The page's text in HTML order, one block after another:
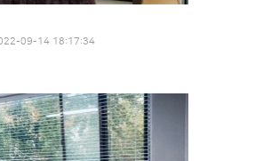
09-14 18:17:34